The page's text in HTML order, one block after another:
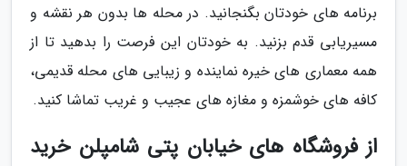
برنامه های خودتان بگنجانید. در محله ها بدون هر نقشه و
مسیریابی قدم بزنید. به خودتان این فرصت را بدهید تا از
همه معماری های خیره نماینده و زیبایی های محله قدیمی،
کافه های خوشمزه و مغازه های عجیب و غریب تماشا کنید.
از فروشگاه های خیابان پتی شامپلن خرید